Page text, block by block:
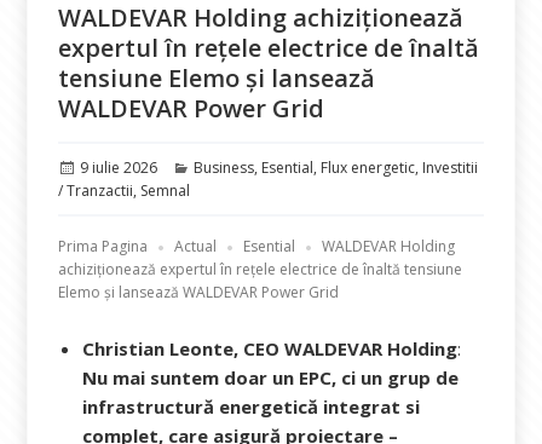
WALDEVAR Holding achiziționează
expertul în rețele electrice de înaltă
tensiune Elemo și lansează
WALDEVAR Power Grid
Publicat
pe
9 iulie 2026 Categorii
Business, Esential, Flux energetic, Investitii
/ Tranzactii, Semnal
Prima Pagina Actual Esential
WALDEVAR Holding
achiziționează expertul în rețele electrice de înaltă tensiune
Elemo și lansează WALDEVAR Power Grid
Christian Leonte, CEO WALDEVAR Holding:
Nu mai suntem doar un EPC, ci un grup de
infrastructură energetică integrat si
complet, care asigură proiectare –